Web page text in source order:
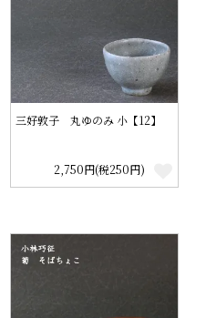
三好敦子 丸ゆのみ 小【12】
2,750円(税250円)